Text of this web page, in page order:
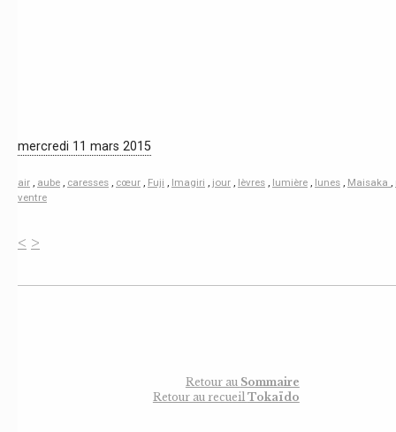
mercredi 11 mars 2015
air , aube , caresses , cœur , Fuji , Imagiri , jour , lèvres , lumière , lunes , Maisaka ,
ventre
< >
Retour au Sommaire
Retour au recueil Tokaïdo